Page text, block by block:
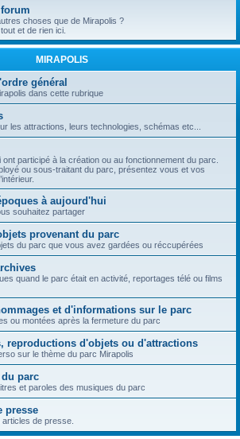
choses que de Mirapolis ?
et de rien ici.
MIRAPOLIS
général
dans cette rubrique
les attractions, leurs technologies, schémas etc...
participé à la création ou au fonctionnement du parc.
ou sous-traitant du parc, présentez vous et vos
à aujourd'hui
souhaitez partager
provenant du parc
du parc que vous avez gardées ou réccupérées
quand le parc était en activité, reportages télé ou films
et d'informations sur le parc
ou montées après la fermeture du parc
reproductions d'objets ou d'attractions
sur le thème du parc Mirapolis
parc
et paroles des musiques du parc
presse
de presse.